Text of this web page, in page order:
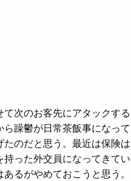
次のお客先にアタックする
躁鬱が日常茶飯事になって
のだと思う。最近は保険は
った外交員になってきてい
るがやめておこうと思う。